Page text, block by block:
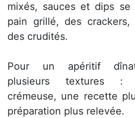
mixés, sauces et dips se
pain grillé, des crackers,
des crudités.
Pour un apéritif
plusieurs textures :
crémeuse, une recette
préparation plus relevée.